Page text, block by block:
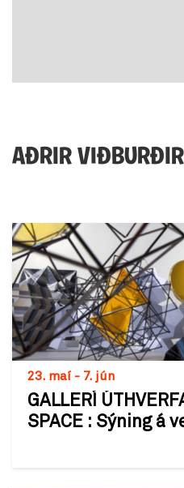
AÐRIR VIÐBURÐIR
23. maí - 7. jún
GALLERÍ
SPACE : Sýning á